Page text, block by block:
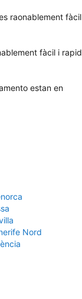
raonablement fàcil
fàcil i rapid
estan en
Nord